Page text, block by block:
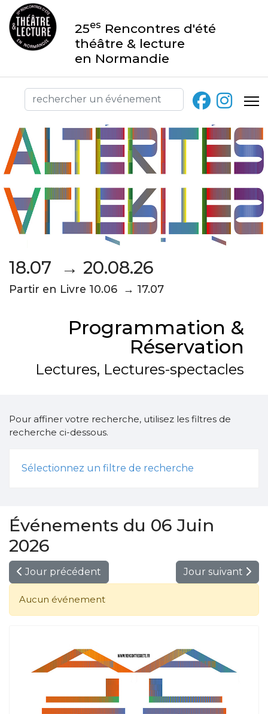
25es Rencontres d'été
théâtre & lecture
en Normandie
18.07 → 20.08.26
Partir en Livre 10.06 → 17.07
Programmation &
Réservation
Lectures, Lectures-spectacles
Pour affiner votre recherche, utilisez les filtres de
recherche ci-dessous.
Sélectionnez un filtre de recherche
Événements du 06 Juin
2026
Jour précédent Jour suivant
Aucun événement